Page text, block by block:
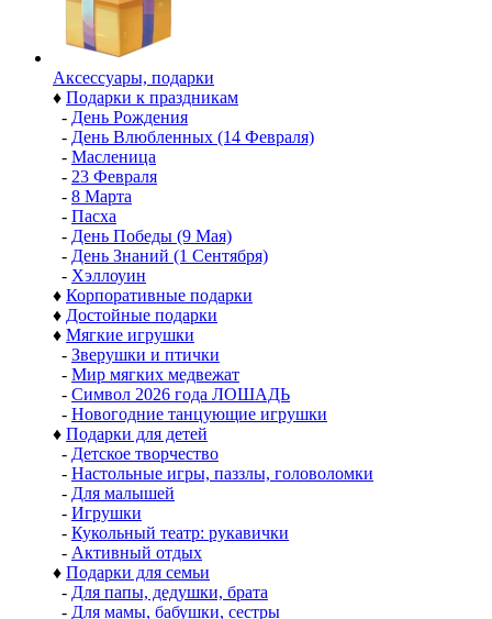
Аксессуары, подарки
♦ Подарки к праздникам
- День Рождения
- День Влюбленных (14 Февраля)
- Масленица
- 23 Февраля
- 8 Марта
- Пасха
- День Победы (9 Мая)
- День Знаний (1 Сентября)
- Хэллоуин
♦ Корпоративные подарки
♦ Достойные подарки
♦ Мягкие игрушки
- Зверушки и птички
- Мир мягких медвежат
- Символ 2026 года ЛОШАДЬ
- Новогодние танцующие игрушки
♦ Подарки для детей
- Детское творчество
- Настольные игры, паззлы, головоломки
- Для малышей
- Игрушки
- Кукольный театр: рукавички
- Активный отдых
♦ Подарки для семьи
- Для папы, дедушки, брата
- Для мамы, бабушки, сестры